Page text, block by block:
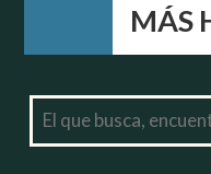
MÁS